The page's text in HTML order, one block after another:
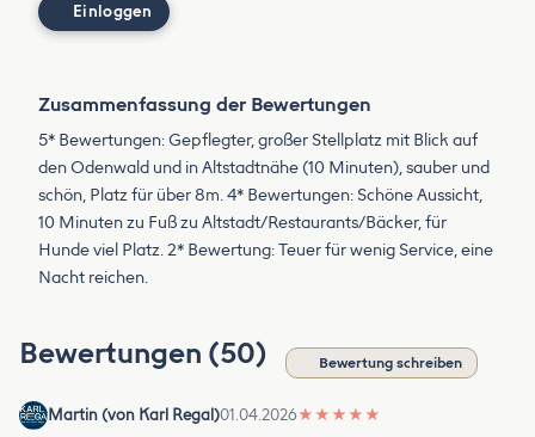
Einloggen
Zusammenfassung der Bewertungen
5* Bewertungen: Gepflegter, großer Stellplatz mit Blick auf
den Odenwald und in Altstadtnähe (10 Minuten), sauber und
schön, Platz für über 8m. 4* Bewertungen: Schöne Aussicht,
10 Minuten zu Fuß zu Altstadt/Restaurants/Bäcker, für
Hunde viel Platz. 2* Bewertung: Teuer für wenig Service, eine
Nacht reichen.
Bewertungen (50) Bewertung schreiben
Martin (von Karl Regal)01.04.2026★ ★ ★ ★ ★